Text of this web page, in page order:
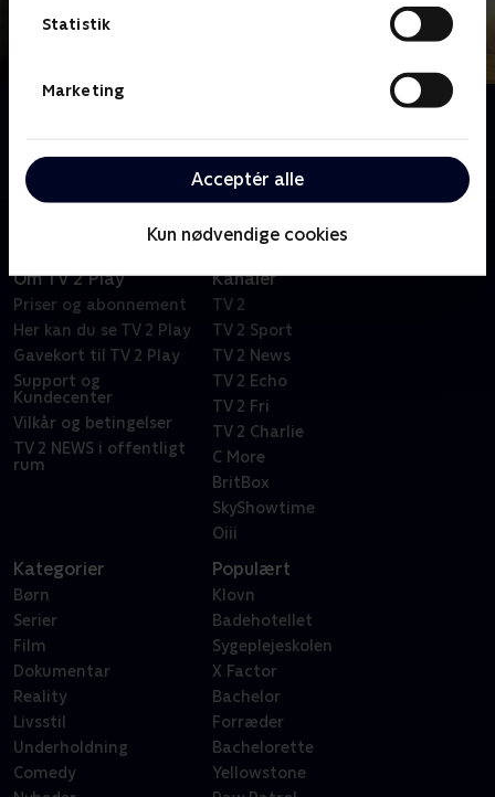
Statistik
Marketing
Acceptér alle
Kun nødvendige cookies
efter kærligheden blandt interesserede bejlere.
Om TV 2 Play
Priser og abonnement
Her kan du se TV 2 Play
Gavekort til TV 2 Play
Support og
Kundecenter
Vilkår og betingelser
TV 2 NEWS i offentligt
rum
Kanaler
TV 2
TV 2 Sport
TV 2 News
TV 2 Echo
TV 2 Fri
TV 2 Charlie
C More
BritBox
SkyShowtime
Oiii
Kategorier
Børn
Serier
Film
Dokumentar
Reality
Livsstil
Underholdning
Comedy
Populært
Klovn
Badehotellet
Sygeplejeskolen
X Factor
Bachelor
Forræder
Bachelorette
Yellowstone